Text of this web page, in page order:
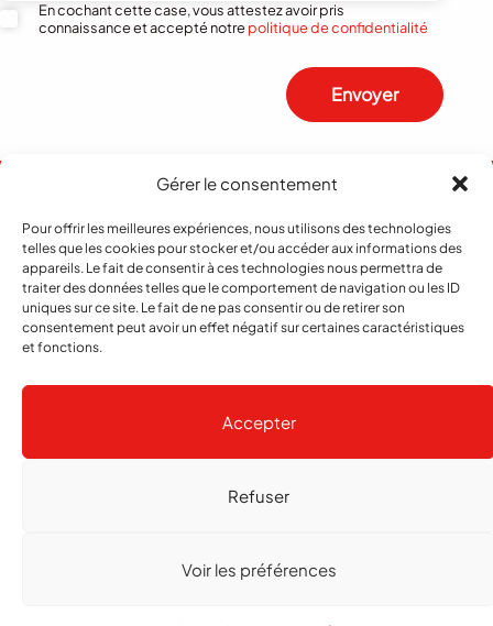
Gérer le consentement
Pour offrir les meilleures expériences, nous utilisons des technologies
telles que les cookies pour stocker et/ou accéder aux informations des
appareils. Le fait de consentir à ces technologies nous permettra de
traiter des données telles que le comportement de navigation ou les ID
uniques sur ce site. Le fait de ne pas consentir ou de retirer son
consentement peut avoir un effet négatif sur certaines caractéristiques
et fonctions.
Accepter
Refuser
Voir les préférences
En cochant cette case, vous attestez avoir pris
connaissance et accepté notrepolitique de confidentialité
Envoyer
© 2026 echo Magazine